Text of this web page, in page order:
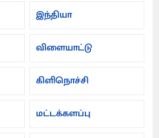
இந்தியா
விளையாட்டு
கிளிநொச்சி
மட்டக்களப்பு